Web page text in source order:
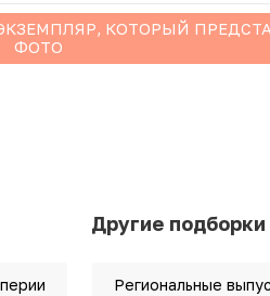
КОТОРЫЙ
ФОТО
Другие
Региональные